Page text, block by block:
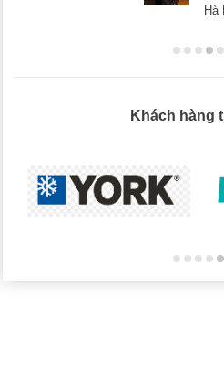
Hà
Khách hàng